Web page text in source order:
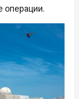
операции.